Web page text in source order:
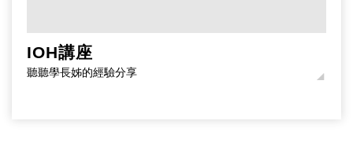
IOH講座
聽聽學長姊的經驗分享